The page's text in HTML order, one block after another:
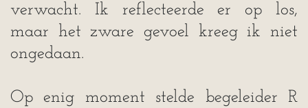
verwacht. Ik reflecteerde er op los,
maar het zware gevoel kreeg ik niet
ongedaan.
Op enig moment stelde begeleider R